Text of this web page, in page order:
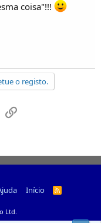
coisa"!!!
o registo.
Email
Início
R
Ltd.